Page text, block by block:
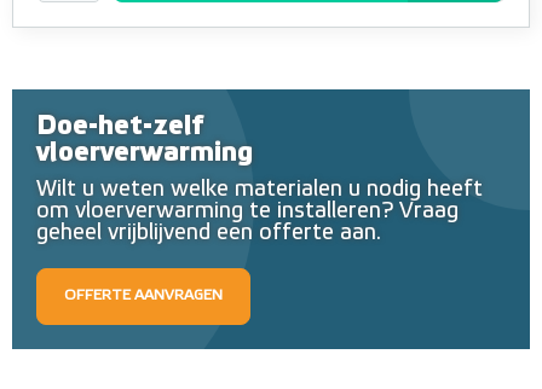
Doe-het-zelf
vloerverwarming
Wilt u weten welke materialen u nodig heeft
om vloerverwarming te installeren? Vraag
geheel vrijblijvend een offerte aan.
OFFERTE AANVRAGEN